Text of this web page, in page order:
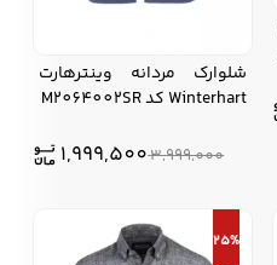
شلوارک مردانه وینترهارت
Winterhart کد M2064002SR
3,999,000
1,999,500
25%